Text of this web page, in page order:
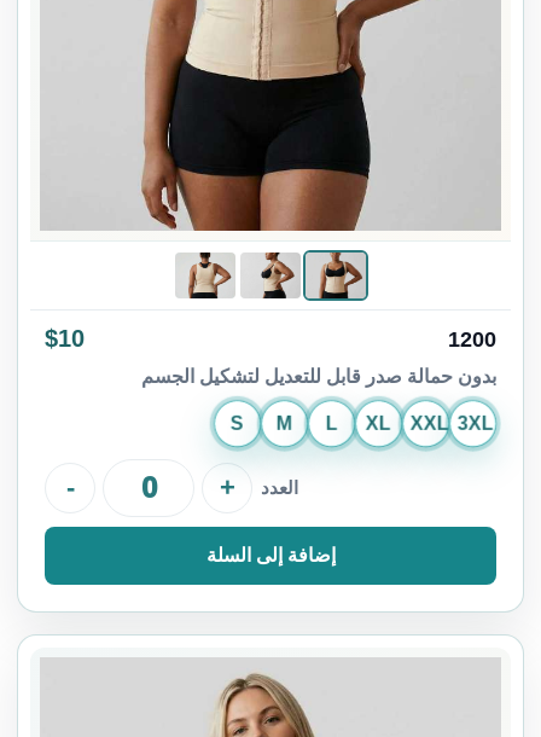
1200
$10
بدون حمالة صدر قابل للتعديل لتشكيل الجسم
S M L XL XXL 3XL
العدد - +
إضافة إلى السلة